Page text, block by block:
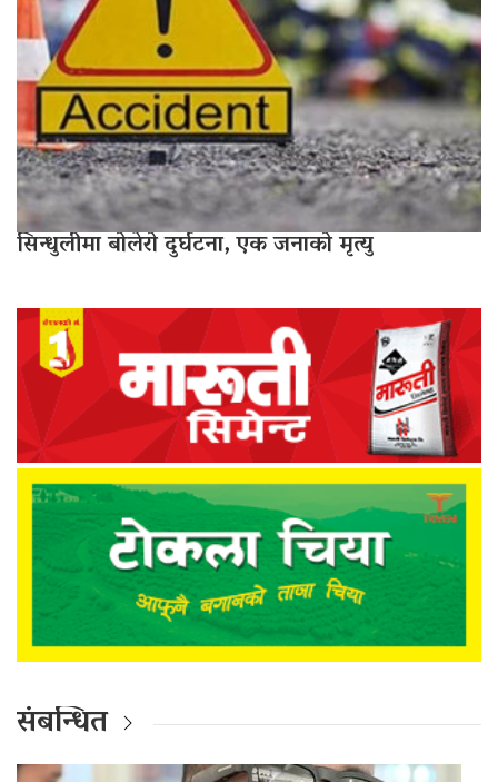
सिन्धुलीमा बोलेरो दुर्घटना, एक जनाको मृत्यु
संबन्धित